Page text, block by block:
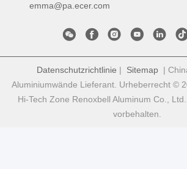
emma@pa.ecer.com
Datenschutzrichtlinie | Sitemap|
Aluminiumwände Lieferant. Urheberrecht ©
Hi-Tech Zone Renoxbell Aluminum Co.,
vorbehalten.